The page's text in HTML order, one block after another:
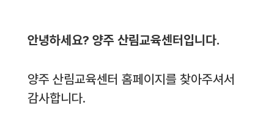
안녕하세요? 양주 산림교육센터입니다.
양주 산림교육센터 홈페이지를 찾아주셔서
감사합니다.